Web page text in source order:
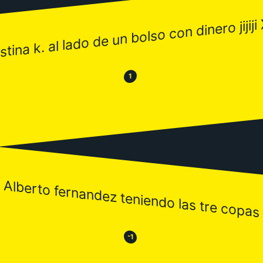
k. al lado de un bolso con dinero
😒 1 😂
Alberto fernandez teniendo las tre copas
😒 -1 😂